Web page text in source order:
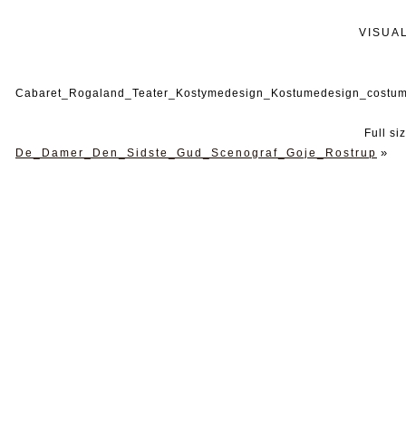
Full
De_Damer_Den_Sidste_Gud_Scenograf_Goje_Rostrup »